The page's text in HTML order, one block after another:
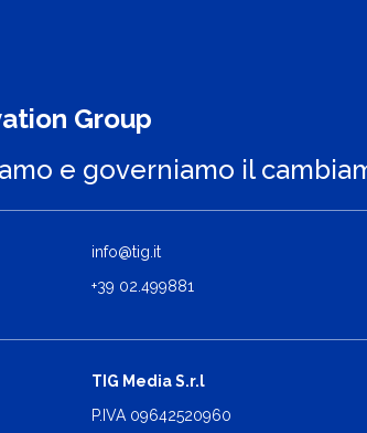
Group
e governiamo il
info@tig.it
+39 02.499881
TIG Media S.r.l
P.IVA 09642520960